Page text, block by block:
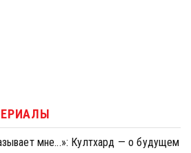
мне...»: Култхард — о будущем